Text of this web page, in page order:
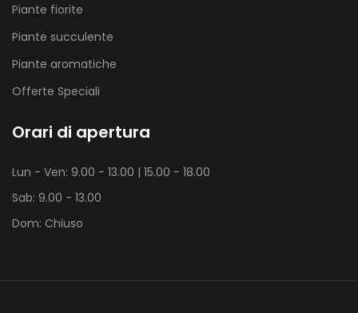
Piante fiorite
Piante succulente
Piante aromatiche
Offerte Speciali
Orari di apertura
Lun - Ven: 9.00 - 13.00 | 15.00 - 18.00
Sab: 9.00 - 13.00
Dom: Chiuso